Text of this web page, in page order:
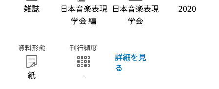
雑誌
日本音楽表現
学会 編
日本音楽表現
学会
2020
資料形態
紙
刊行頻度
-
詳細を見
る